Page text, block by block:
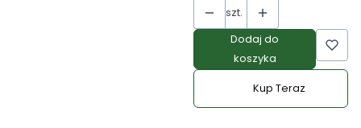
szt.
Dodaj do
koszyka
Szybki
Kup Teraz